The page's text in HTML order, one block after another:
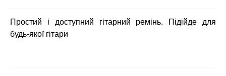
Простий і доступний гітарний ремінь. Підійде для
будь-якої гітари